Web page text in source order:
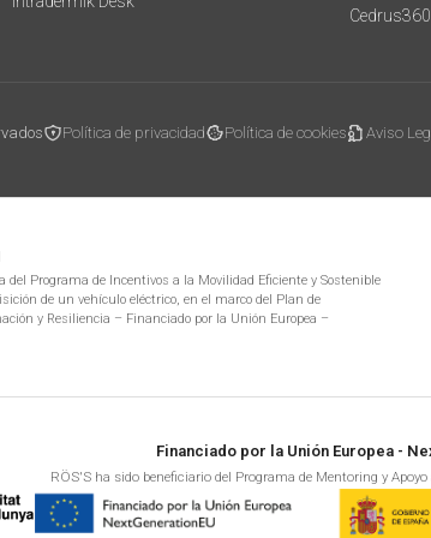
Política de privacidad Política de cookies Aviso
del Programa de Incentivos a la Movilidad Eficiente y Sostenible
de un vehículo eléctrico, en el marco del Plan de
y Resiliencia – Financiado por la Unión Europea –
Financiado por la Unión Europea -
RÖS'S ha sido beneficiario del Programa de Mentoring y